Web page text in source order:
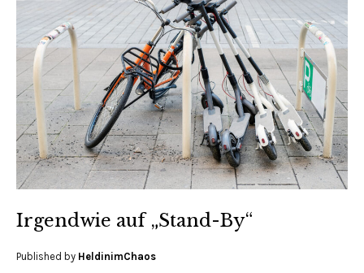
Irgendwie auf „Stand-By“
Published by HeldinimChaos